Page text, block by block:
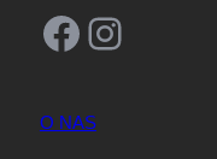
Facebook Instagram
O NAS